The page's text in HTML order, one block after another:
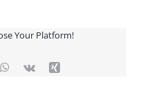
Your Platform!
WhatsApp
Vk Xing